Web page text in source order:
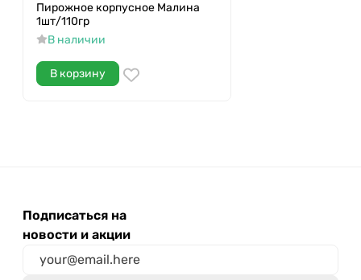
Пирожное корпусное Малина
1шт/110гр
В наличии
В корзину
Подписаться на
новости и акции